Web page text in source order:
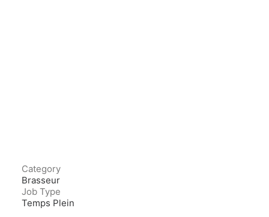
Category
Brasseur
Job Type
Temps Plein